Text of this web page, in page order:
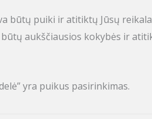
būtų puiki ir atitiktų Jūsų
aukščiausios kokybės ir
yra puikus pasirinkimas.